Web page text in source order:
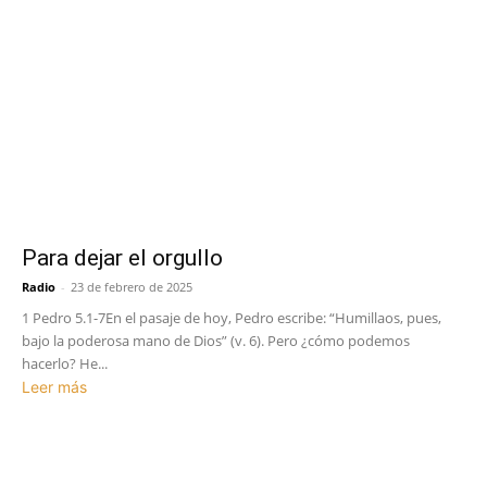
Para dejar el orgullo
Radio - 23 de febrero de 2025
1 Pedro 5.1-7En el pasaje de hoy, Pedro escribe: “Humillaos, pues,
bajo la poderosa mano de Dios” (v. 6). Pero ¿cómo podemos
hacerlo? He...
Leer más